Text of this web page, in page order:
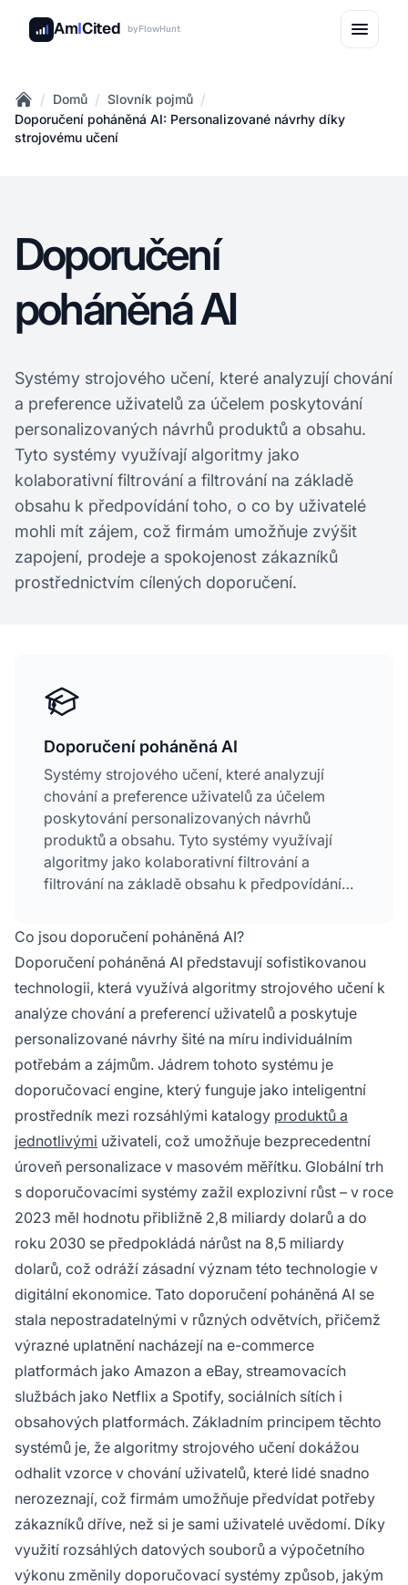
AmICited byFlowHunt
Home
/ Domů / Slovník pojmů /
Doporučení poháněná AI: Personalizované návrhy díky
strojovému učení
Doporučení
poháněná AI
Systémy strojového učení, které analyzují chování
a preference uživatelů za účelem poskytování
personalizovaných návrhů produktů a obsahu.
Tyto systémy využívají algoritmy jako
kolaborativní filtrování a filtrování na základě
obsahu k předpovídání toho, o co by uživatelé
mohli mít zájem, což firmám umožňuje zvýšit
zapojení, prodeje a spokojenost zákazníků
prostřednictvím cílených doporučení.
Doporučení poháněná AI
Systémy strojového učení, které analyzují
chování a preference uživatelů za účelem
poskytování personalizovaných návrhů
produktů a obsahu. Tyto systémy využívají
algoritmy jako kolaborativní filtrování a
filtrování na základě obsahu k předpovídání
firmám umožňuje zvýšit zapojení, prodeje a
spokojenost zákazníků prostřednictvím
cílených doporučení.
Co jsou doporučení poháněná AI?
Doporučení poháněná AI představují sofistikovanou
technologii, která využívá algoritmy strojového učení k
analýze chování a preferencí uživatelů a poskytuje
personalizované návrhy šité na míru individuálním
potřebám a zájmům. Jádrem tohoto systému je
doporučovací engine, který funguje jako inteligentní
prostředník mezi rozsáhlými katalogy produktů a
jednotlivými uživateli, což umožňuje bezprecedentní
úroveň personalizace v masovém měřítku. Globální trh
s doporučovacími systémy zažil explozivní růst – v roce
2023 měl hodnotu přibližně 2,8 miliardy dolarů a do
roku 2030 se předpokládá nárůst na 8,5 miliardy
dolarů, což odráží zásadní význam této technologie v
digitální ekonomice. Tato doporučení poháněná AI se
stala nepostradatelnými v různých odvětvích, přičemž
výrazné uplatnění nacházejí na e-commerce
platformách jako Amazon a eBay, streamovacích
službách jako Netflix a Spotify, sociálních sítích i
obsahových platformách. Základním principem těchto
systémů je, že algoritmy strojového učení dokážou
odhalit vzorce v chování uživatelů, které lidé snadno
nerozeznají, což firmám umožňuje předvídat potřeby
zákazníků dříve, než si je sami uživatelé uvědomí. Díky
využití rozsáhlých datových souborů a výpočetního
výkonu změnily doporučovací systémy způsob, jakým